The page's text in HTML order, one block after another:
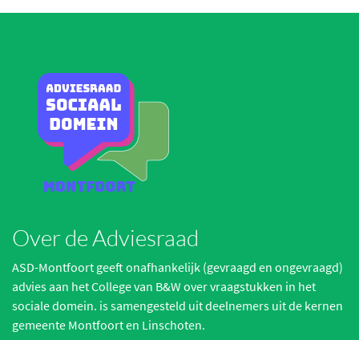
Over de Adviesraad
ASD-Montfoort geeft onafhankelijk (gevraagd en ongevraagd)
advies aan het College van B&W over vraagstukken in het
sociale domein. is samengesteld uit deelnemers uit de kernen
gemeente Montfoort en Linschoten.